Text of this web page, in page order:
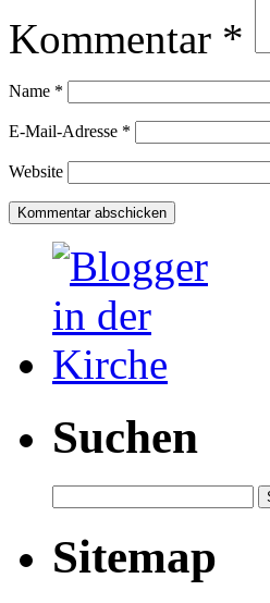
Kommentar *
Name *
E-Mail-Adresse *
Website
Suchen
nach:
Sitemap